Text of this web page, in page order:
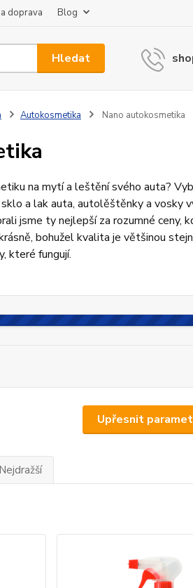
doprava Blog
Hledat
Autokosmetika Nano autokosmetika
na mytí a leštění svého auta?
a lak auta, autolěštěnky a vosky
jsme ty nejlepší za rozumné ceny,
bohužel kvalita je většinou
které fungují.
Upřesnit
Nejdražší